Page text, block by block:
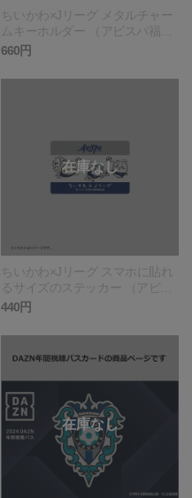
ちいかわ×Jリーグ メタルチャー
ムキーホルダー （アビスパ福
岡）
660円
ちいかわ×Jリーグ スマホに貼れ
るサイズのステッカー （アビス
パ福岡）
440円